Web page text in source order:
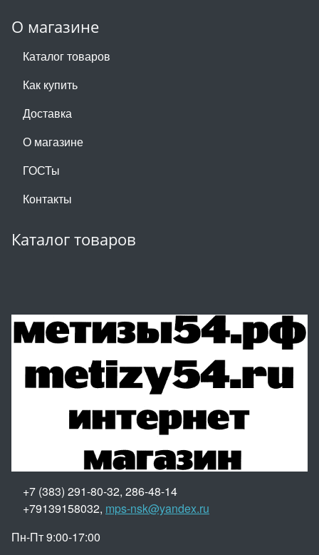
О магазине
Каталог товаров
Как купить
Доставка
О магазине
ГОСТы
Контакты
Каталог товаров
+7 (383) 291-80-32, 286-48-14
+79139158032, mps-nsk@yandex.ru
Пн-Пт 9:00-17:00